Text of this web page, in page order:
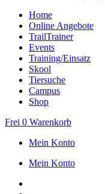
Home
Online Angebote
TrailTrainer
Events
Training/Einsatz
Skool
Tiersuche
Campus
Shop
Frei 0 Warenkorb
Mein Konto
Mein Konto